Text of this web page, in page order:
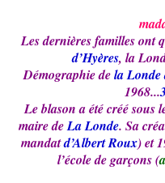
Les dernières familles ont
d’Hyères, la
Démographie dela Londe
1968...
Le blason a été créé sous
maire deLa Londe. Sa
mandatd’Albert Roux) et
l’école de garçons (